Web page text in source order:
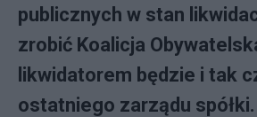
publicznych w stan
zrobić Koalicja
likwidatorem będzie i tak
ostatniego zarządu spółki.